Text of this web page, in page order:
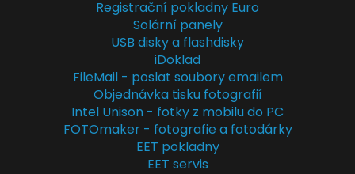
Registrační pokladny Euro
Solární panely
USB disky a flashdisky
iDoklad
FileMail - poslat soubory emailem
Objednávka tisku fotografií
Intel Unison - fotky z mobilu do PC
FOTOmaker - fotografie a fotodárky
EET pokladny
EET servis